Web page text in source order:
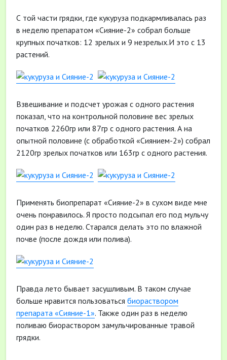
С той части грядки, где кукуруза подкармливалась раз
в неделю препаратом «Сияние-2» собрал больше
крупных початков: 12 зрелых и 9 незрелых.И это с 13
растений.
Взвешивание и подсчет урожая с одного растения
показал, что на контрольной половине вес зрелых
початков 2260гр или 87гр с одного растения. А на
опытной половине (с обработкой «Сиянием-2») собрал
2120гр зрелых початков или 163гр с одного растения.
Применять биопрепарат «Сияние-2» в сухом виде мне
очень понравилось. Я просто подсыпал его под мульчу
один раз в неделю. Старался делать это по влажной
почве (после дождя или полива).
Правда лето бывает засушливым. В таком случае
больше нравится пользоваться биораствором
препарата «Сияние-1». Также один раз в неделю
поливаю биораствором замульчированные травой
грядки.